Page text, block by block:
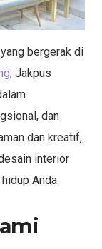
bergerak di
, Jakpus
dan
dan kreatif,
interior
Anda.